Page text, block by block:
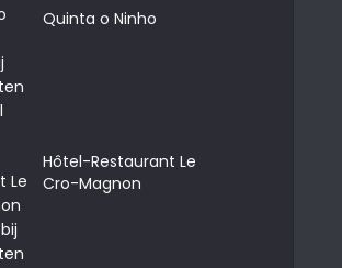
Quinta o Ninho
Hôtel-Restaurant Le
Cro-Magnon